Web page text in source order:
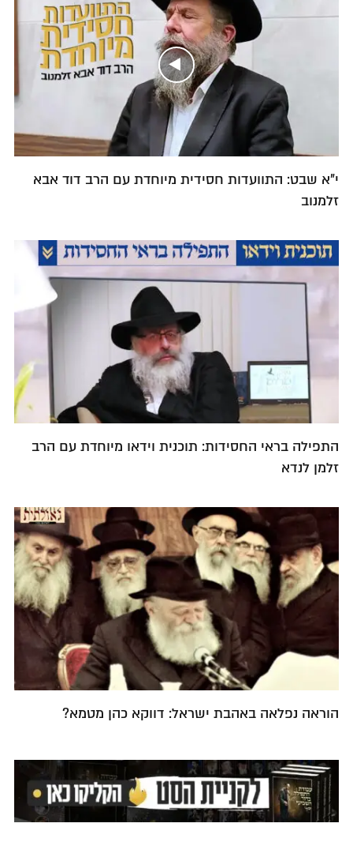
י"א שבט: התוועדות חסידית מיוחדת עם הרב דוד אבא
זלמנוב
התפילה בראי החסידות: תוכנית וידאו מיוחדת עם הרב
זלמן לנדא
הוראה נפלאה באהבת ישראל: דווקא כהן מטמא?